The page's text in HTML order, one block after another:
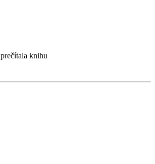
prečítala knihu